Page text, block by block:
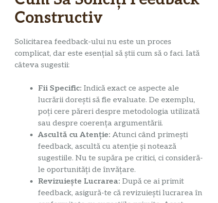
Constructiv
Solicitarea feedback-ului nu este un proces
complicat, dar este esențial să știi cum să o faci. Iată
câteva sugestii:
Fii Specific: Indică exact ce aspecte ale
lucrării dorești să fie evaluate. De exemplu,
poți cere păreri despre metodologia utilizată
sau despre coerența argumentării.
Ascultă cu Atenție: Atunci când primești
feedback, ascultă cu atenție și notează
sugestiile. Nu te supăra pe critici, ci consideră-
le oportunități de învățare.
Revizuiește Lucrarea: După ce ai primit
feedback, asigură-te că revizuiești lucrarea în